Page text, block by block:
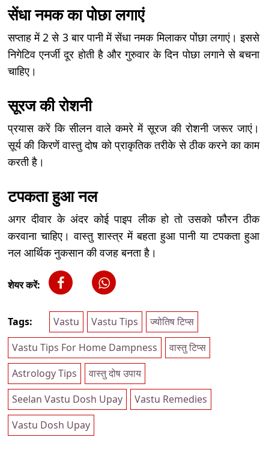
सेंधा नमक का पोछा लगाएं
सप्ताह में 2 से 3 बार पानी में सेंधा नमक मिलाकर पोंछा लगाएं। इससे
निगेटिव एनर्जी दूर होती है और गुरुवार के दिन पोछा लगाने से बचना
चाहिए।
सूरज की रोशनी
प्रयास करें कि सीलन वाले कमरे में सूरज की रोशनी जरूर जाएं।
सूर्य की किरणें वास्तु दोष को प्राकृतिक तरीके से ठीक करने का काम
करती है।
टपकता हुआ नल
अगर दीवार के अंदर कोई पाइप लीक हो तो उसको फौरन ठीक
करवाना चाहिए। वास्तु शास्त्र में बहता हुआ पानी या टपकता हुआ
नल आर्थिक नुकसान की वजह बनता है।
शेयर करें:
Tags: Vastu Vastu Tips
ज्योतिष टिप्स
Vastu Tips For Home Dampness
वास्तु टिप्स
Astrology Tips
वास्तु दोष उपाय
Seelan Vastu Dosh Upay
Vastu Remedies
Vastu Dosh Upay